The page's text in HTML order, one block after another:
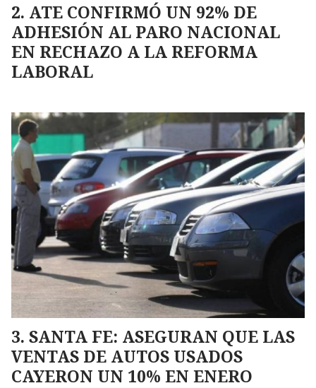
ATE CONFIRMÓ UN 92% DE
ADHESIÓN AL PARO NACIONAL
EN RECHAZO A LA REFORMA
LABORAL
SANTA FE: ASEGURAN QUE LAS
VENTAS DE AUTOS USADOS
CAYERON UN 10% EN ENERO